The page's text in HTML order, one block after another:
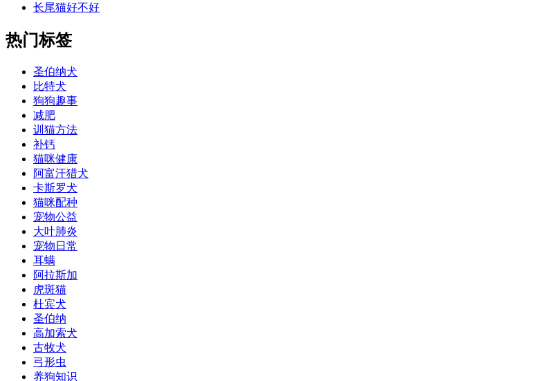
长尾猫好不好
热门标签
圣伯纳犬
比特犬
狗狗趣事
减肥
训猫方法
补钙
猫咪健康
阿富汗猎犬
卡斯罗犬
猫咪配种
宠物公益
大叶肺炎
宠物日常
耳螨
阿拉斯加
虎斑猫
杜宾犬
圣伯纳
高加索犬
古牧犬
弓形虫
养狗知识